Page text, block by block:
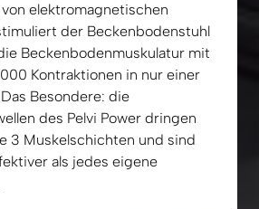
von
der
Beckenbodenmuskulatur
Kontraktionen in nur
Das Besondere:
des Pelvi Power
3 Muskelschichten und
als jedes